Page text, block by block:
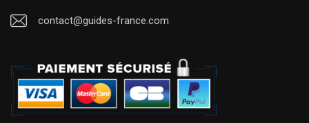
contact@guides-france.com